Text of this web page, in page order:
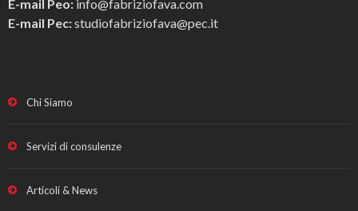
E-mail Peo: info@fabriziofava.com
E-mail Pec:studiofabriziofava@pec.it
Chi Siamo
Servizi di consulenze
Articoli & News